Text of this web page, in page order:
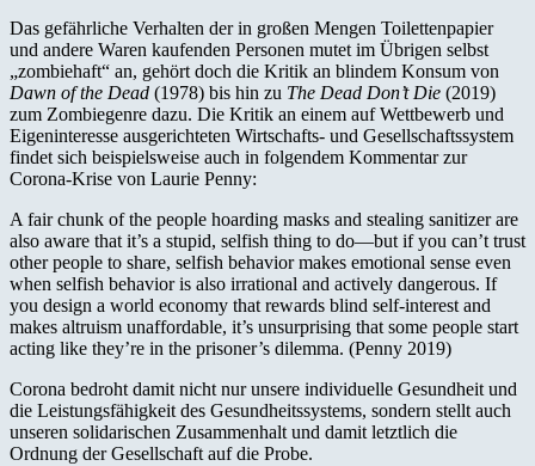
Das gefährliche Verhalten der in großen Mengen Toilettenpapier
und andere Waren kaufenden Personen mutet im Übrigen selbst
„zombiehaft“ an, gehört doch die Kritik an blindem Konsum von
Dawn of the Dead (1978) bis hin zu The Dead Don’t Die (2019)
zum Zombiegenre dazu. Die Kritik an einem auf Wettbewerb und
Eigeninteresse ausgerichteten Wirtschafts- und Gesellschaftssystem
findet sich beispielsweise auch in folgendem Kommentar zur
Corona-Krise von Laurie Penny:
A fair chunk of the people hoarding masks and stealing sanitizer are
also aware that it’s a stupid, selfish thing to do—but if you can’t trust
other people to share, selfish behavior makes emotional sense even
when selfish behavior is also irrational and actively dangerous. If
you design a world economy that rewards blind self-interest and
makes altruism unaffordable, it’s unsurprising that some people start
acting like they’re in the prisoner’s dilemma. (Penny 2019)
Corona bedroht damit nicht nur unsere individuelle Gesundheit und
die Leistungsfähigkeit des Gesundheitssystems, sondern stellt auch
unseren solidarischen Zusammenhalt und damit letztlich die
Ordnung der Gesellschaft auf die Probe.